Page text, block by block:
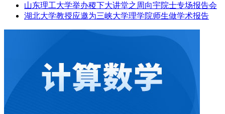
山东理工大学举办稷下大讲堂之周向宇院士专场报告会
湖北大学教授应邀为三峡大学理学院师生做学术报告